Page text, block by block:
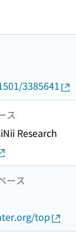
3385641
ス
Research
ース
top